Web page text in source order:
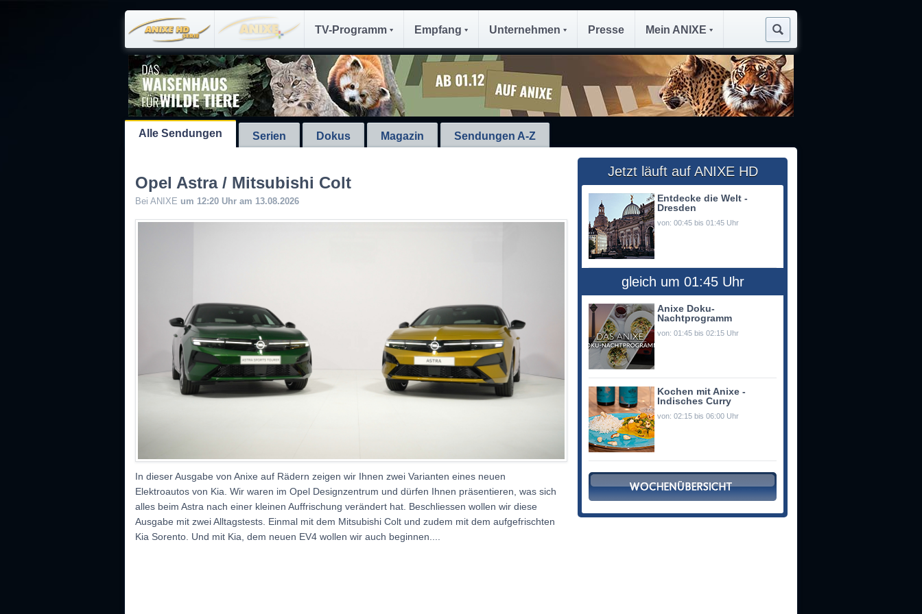
TV-Programm Empfang Unternehmen Presse Mein ANIXE
Alle Sendungen Serien Dokus Magazin Sendungen A-Z
Opel Astra / Mitsubishi Colt
Bei ANIXE um 12:20 Uhr am 13.08.2026
In dieser Ausgabe von Anixe auf Rädern zeigen wir Ihnen zwei Varianten eines neuen
Elektroautos von Kia. Wir waren im Opel Designzentrum und dürfen Ihnen präsentieren, was sich
alles beim Astra nach einer kleinen Auffrischung verändert hat. Beschliessen wollen wir diese
Ausgabe mit zwei Alltagstests. Einmal mit dem Mitsubishi Colt und zudem mit dem aufgefrischten
Kia Sorento. Und mit Kia, dem neuen EV4 wollen wir auch beginnen....
Jetzt läuft auf ANIXE HD
Entdecke die Welt -
Dresden
von: 00:45 bis 01:45 Uhr
gleich um 01:45 Uhr
Anixe Doku-
Nachtprogramm
von: 01:45 bis 02:15 Uhr
Kochen mit Anixe -
Indisches Curry
von: 02:15 bis 06:00 Uhr